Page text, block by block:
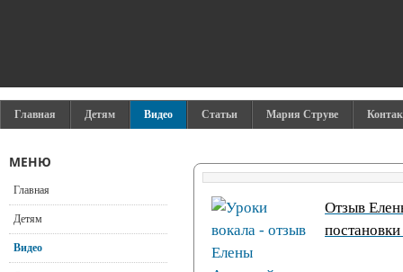
Главная Детям Видео Статьи Мария Струве
Отзыв
МЕНЮ
Главная
Детям
Видео